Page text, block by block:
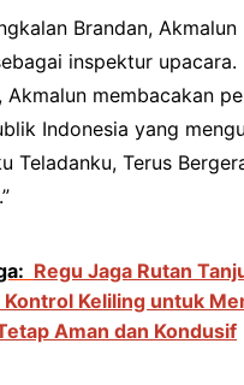
Brandan, Akmalun
inspektur upacara.
Akmalun membacakan
Indonesia yang
Teladanku, Terus
Regu Jaga Rutan
Kontrol Keliling untuk
Aman dan Kondusif